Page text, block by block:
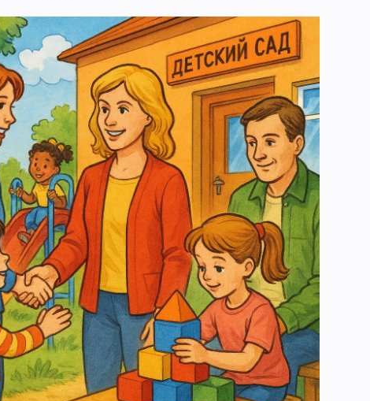
УЧЕБНОГО ПРОЦЕССА
ПРОЦЕССА
ОБУЧЕНИЯ
ПРЕПОДАВАНИЯ
УЧЕБНОЙ РАБОТЫ
УЧАЩИХСЯ
ЧАСТИ МЕТОДА ОБУЧЕНИЯ
АЛЕКСЮКУ ОТБОР МЕТОДОВ ОБУЧЕНИЯ
И УСЛОВИЯ ЕГО ЭФФЕКТИВНОСТИ
УЧЕБНО-ПОЗНАВАТЕЛЬНОЙ ДЕЯТЕЛЬНОСТИ